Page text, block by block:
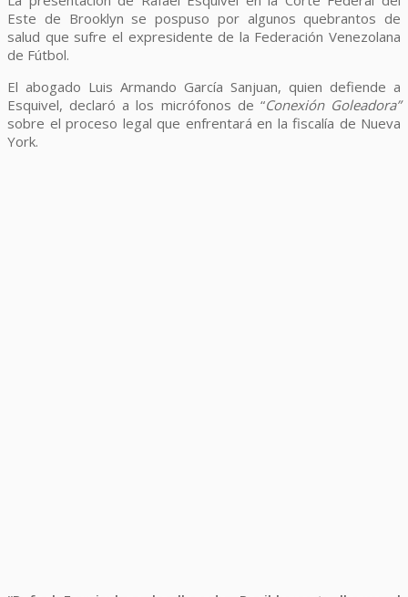
Este de Brooklyn se pospuso por algunos quebrantos de
salud que sufre el expresidente de la Federación Venezolana
de Fútbol.
El abogado Luis Armando García Sanjuan, quien defiende a
Esquivel, declaró a los micrófonos de “Conexión Goleadora”
sobre el proceso legal que enfrentará en la fiscalía de Nueva
York.